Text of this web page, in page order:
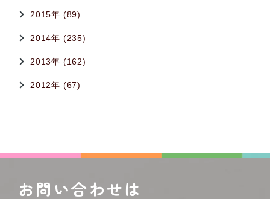
2015年 (89)
2014年 (235)
2013年 (162)
2012年 (67)
お問い合わせは